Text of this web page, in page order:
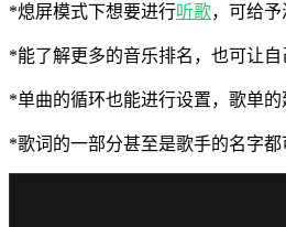
*熄屏模式下想要进行听歌，可给
*能了解更多的音乐排名，也可让自
*单曲的循环也能进行设置，歌单的
*歌词的一部分甚至是歌手的名字都